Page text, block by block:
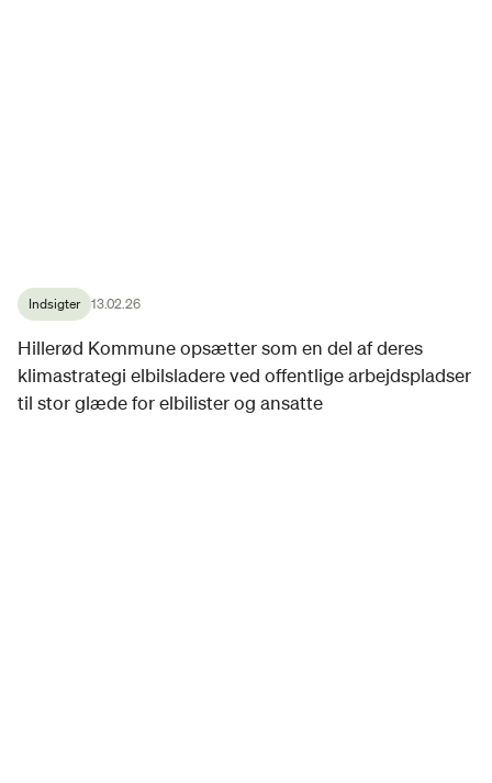
Indsigter 13.02.26
Hillerød Kommune opsætter som en del af deres
klimastrategi elbilsladere ved offentlige arbejdspladser
til stor glæde for elbilister og ansatte